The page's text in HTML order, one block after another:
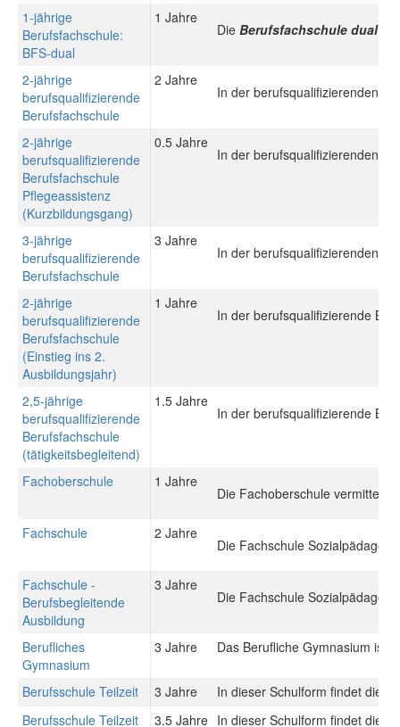
1-jährige
Berufsfachschule:
BFS-dual
1 Jahre
Die Berufsfachschule dual
2-jährige
berufsqualifizierende
Berufsfachschule
2 Jahre
In der berufsqualifizierenden
2-jährige
berufsqualifizierende
Berufsfachschule
Pflegeassistenz
(Kurzbildungsgang)
0.5 Jahre
In der berufsqualifizierenden
3-jährige
berufsqualifizierende
Berufsfachschule
3 Jahre
In der berufsqualifizierenden
2-jährige
berufsqualifizierende
Berufsfachschule
(Einstieg ins 2.
Ausbildungsjahr)
1 Jahre
In der berufsqualifizierende
2,5-jährige
berufsqualifizierende
Berufsfachschule
(tätigkeitsbegleitend)
1.5 Jahre
In der berufsqualifizierende
Fachoberschule 1 Jahre
Die Fachoberschule vermittelt
Fachschule 2 Jahre
Die Fachschule
Fachschule -
Berufsbegleitende
Ausbildung
3 Jahre
Die Fachschule
Berufliches
Gymnasium
3 Jahre Das Berufliche Gymnasium ist
Berufsschule Teilzeit 3 Jahre
In dieser Schulform findet die
Berufsschule Teilzeit
3.5 Jahre In dieser Schulform findet die